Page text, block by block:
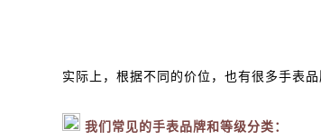
实际上，根据不同的价位，也有很多手表
我们常见的手表品牌和等级分类：